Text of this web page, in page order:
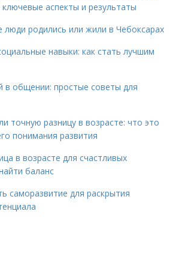
аспекты и результаты
люди родились или жили в Чебоксарах
навыки: как стать лучшим
в общении: простые советы для
точную разницу в возрасте: что это
понимания развития
в возрасте для счастливых
баланс
саморазвитие для раскрытия